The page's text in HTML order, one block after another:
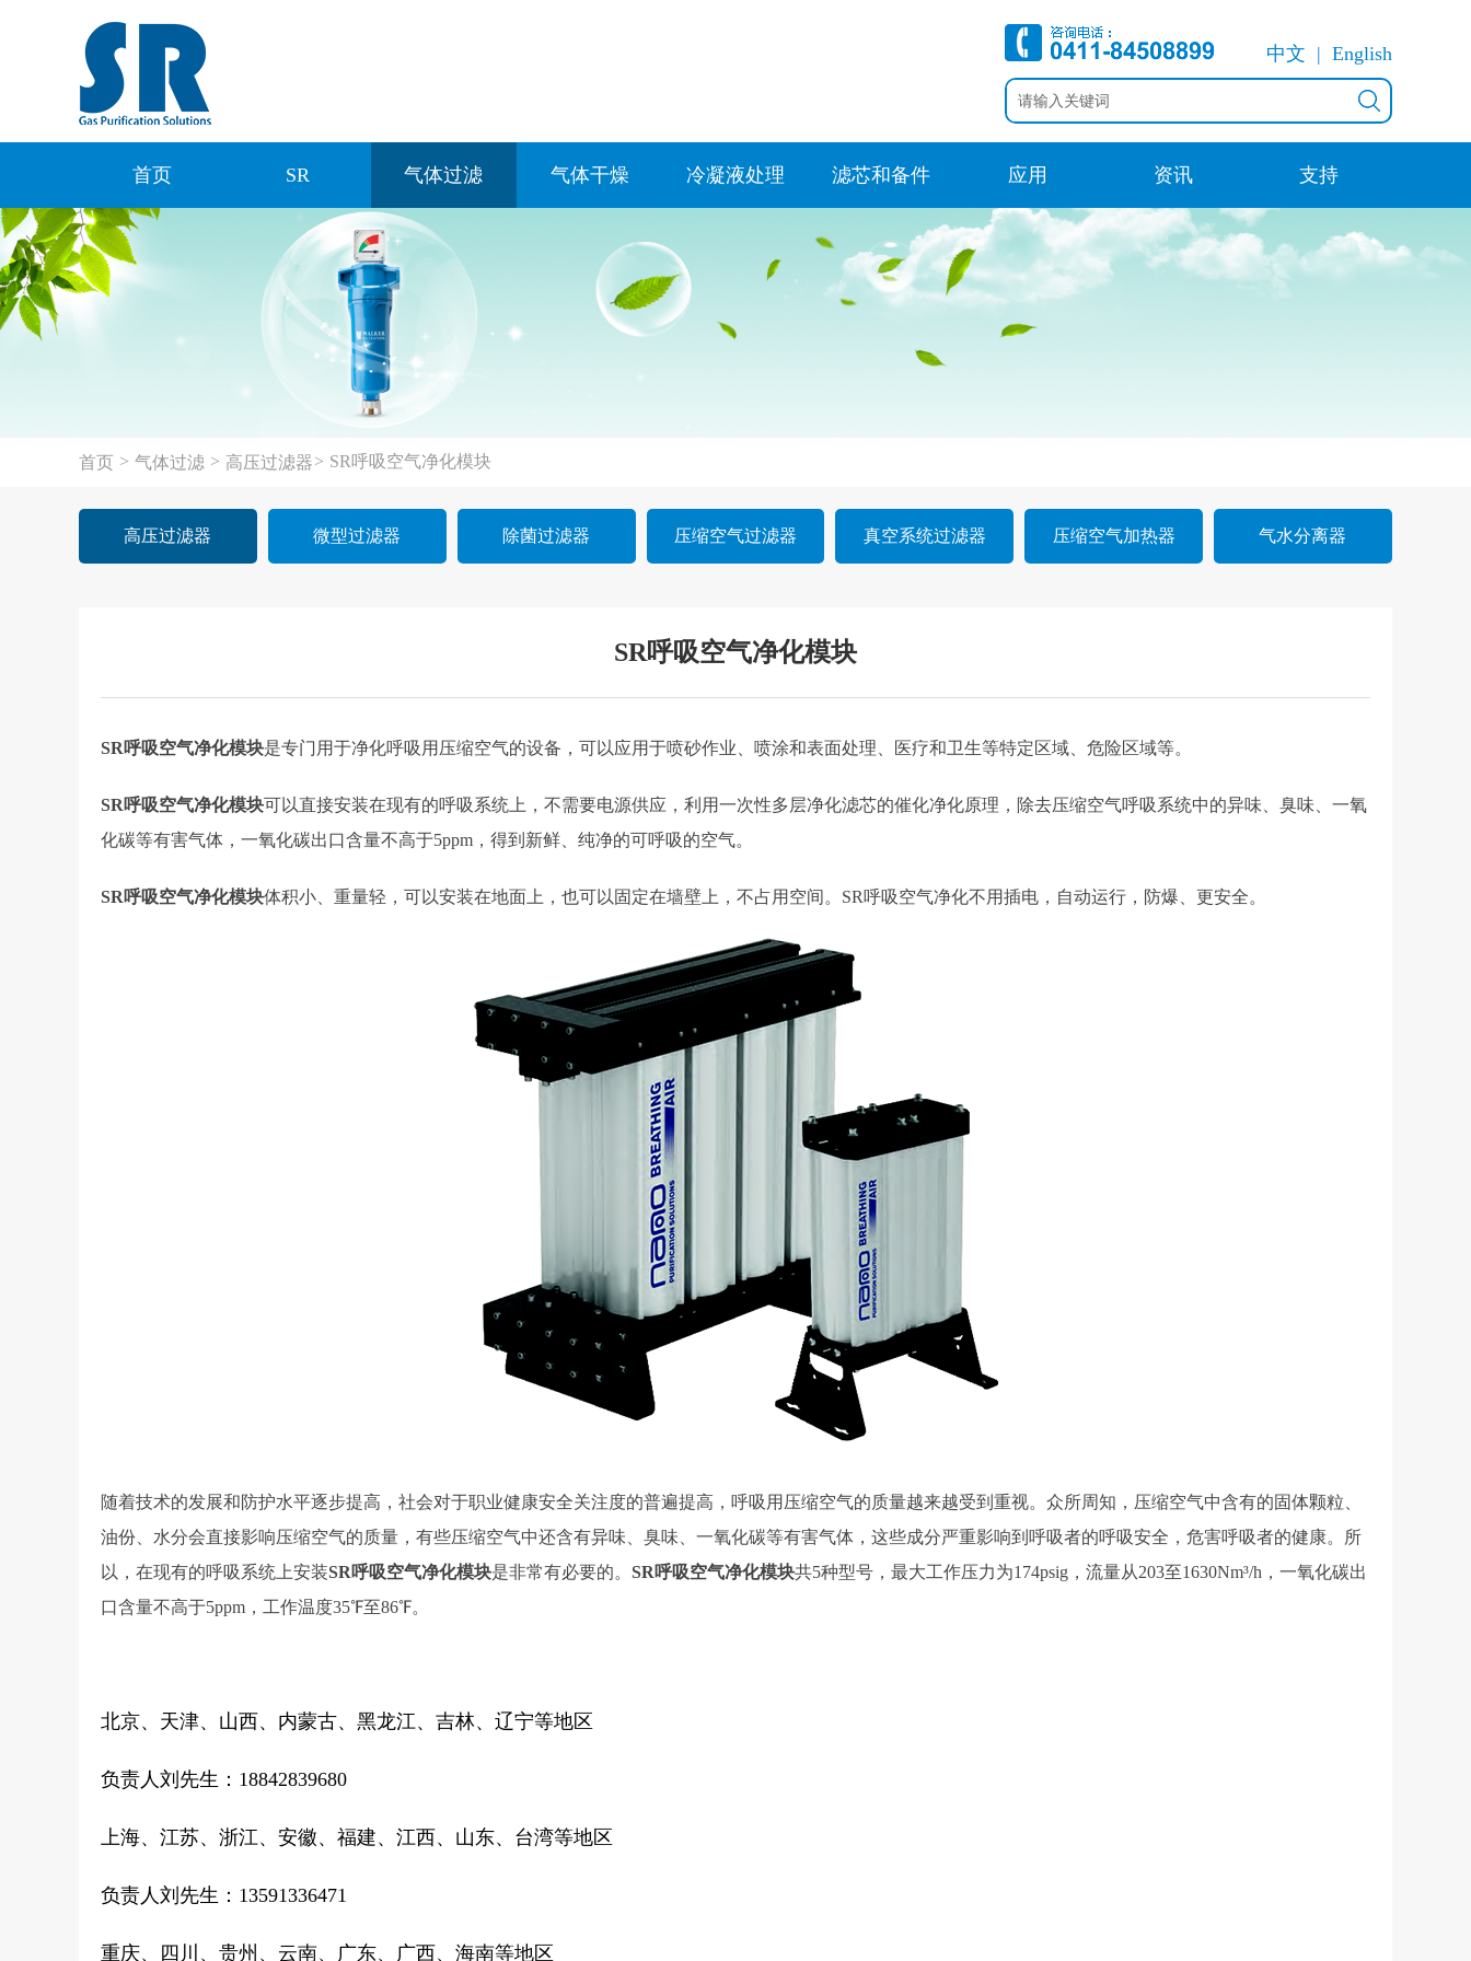
中文 English
首页 SR 气体过滤 气体干燥 冷凝液处理 滤芯和备件 应用 资讯 支持
首页 > 气体过滤 > 高压过滤器> SR呼吸空气净化模块
高压过滤器 微型过滤器 除菌过滤器 压缩空气过滤器 真空系统过滤器 压缩空气加热器 气水分离器
SR呼吸空气净化模块
SR呼吸空气净化模块是专门用于净化呼吸用压缩空气的设备，可以应用于喷砂作业、喷涂和表面处理、医疗和卫生等特定区域、危险区域等。
SR呼吸空气净化模块可以直接安装在现有的呼吸系统上，不需要电源供应，利用一次性多层净化滤芯的催化净化原理，除去压缩空气呼吸系统中的异味、臭味、一氧
化碳等有害气体，一氧化碳出口含量不高于5ppm，得到新鲜、纯净的可呼吸的空气。
SR呼吸空气净化模块体积小、重量轻，可以安装在地面上，也可以固定在墙壁上，不占用空间。SR呼吸空气净化不用插电，自动运行，防爆、更安全。
随着技术的发展和防护水平逐步提高，社会对于职业健康安全关注度的普遍提高，呼吸用压缩空气的质量越来越受到重视。众所周知，压缩空气中含有的固体颗粒、
油份、水分会直接影响压缩空气的质量，有些压缩空气中还含有异味、臭味、一氧化碳等有害气体，这些成分严重影响到呼吸者的呼吸安全，危害呼吸者的健康。所
以，在现有的呼吸系统上安装SR呼吸空气净化模块是非常有必要的。 SR呼吸空气净化模块共5种型号，最大工作压力为174psig，流量从203至1630Nm³/h，一氧化碳出
口含量不高于5ppm，工作温度35℉至86℉。
北京、天津、山西、内蒙古、黑龙江、吉林、辽宁等地区
负责人刘先生：18842839680
上海、江苏、浙江、安徽、福建、江西、山东、台湾等地区
负责人刘先生：13591336471
重庆、四川、贵州、云南、广东、广西、海南等地区